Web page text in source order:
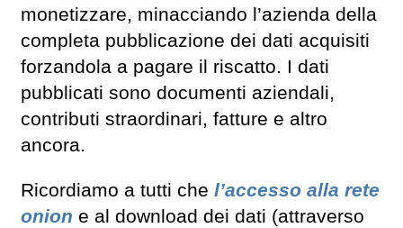
monetizzare, minacciando l’azienda della
completa pubblicazione dei dati acquisiti
forzandola a pagare il riscatto. I dati
pubblicati sono documenti aziendali,
contributi straordinari, fatture e altro
ancora.
Ricordiamo a tutti che l’accesso alla rete
onion e al download dei dati (attraverso